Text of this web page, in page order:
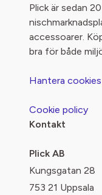
Plick är sedan
accessoarer.
bra för både
Hantera cookies
Cookie policy
Kontakt
Plick AB
Kungsgatan 28
753 21 Uppsala